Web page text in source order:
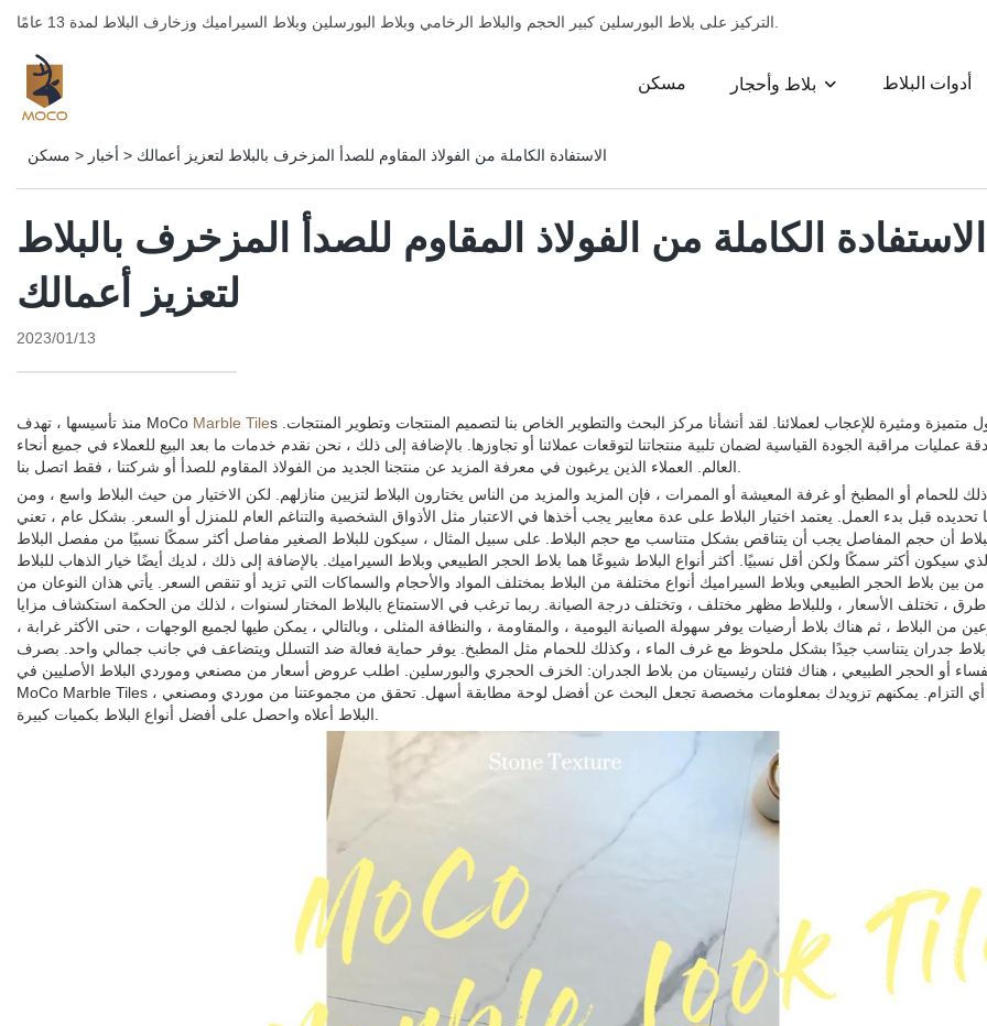
مسكن بلاط وأحجار أدوات البلاط
مسكن > أخبار > الاستفادة الكاملة من الفولاذ المقاوم للصدأ المزخرف بالبلاط لتعزيز أعمالك
الاستفادة الكاملة من الفولاذ المقاوم للصدأ المزخرف بالبلاط
لتعزيز أعمالك
2023/01/13
منذ تأسيسها ، تهدف MoCo Marble Tiles إلى تقديم حلول متميزة ومثيرة للإعجاب لعملائنا. لقد أنشأنا مركز البحث والتطوير الخاص بنا لتصميم المنتجات وتطوير المنتجات.
عمليات مراقبة الجودة القياسية لضمان تلبية منتجاتنا لتوقعات عملائنا أو تجاوزها. بالإضافة إلى ذلك ، نحن نقدم خدمات ما بعد البيع للعملاء في جميع أنحاء
للحمام أو المطبخ أو غرفة المعيشة أو الممرات ، فإن المزيد والمزيد من الناس يختارون البلاط لتزيين منازلهم. لكن الاختيار من حيث البلاط واسع ، ومن
تحديده قبل بدء العمل. يعتمد اختيار البلاط على عدة معايير يجب أخذها في الاعتبار مثل الأذواق الشخصية والتناغم العام للمنزل أو السعر. بشكل عام ، تعني
أن حجم المفاصل يجب أن يتناقص بشكل متناسب مع حجم البلاط. على سبيل المثال ، سيكون للبلاط الصغير مفاصل أكثر سمكًا نسبيًا من مفصل البلاط
سيكون أكثر سمكًا ولكن أقل نسبيًا. أكثر أنواع البلاط شيوعًا هما بلاط الحجر الطبيعي وبلاط السيراميك. بالإضافة إلى ذلك ، لديك أيضًا خيار الذهاب للبلاط
بين بلاط الحجر الطبيعي وبلاط السيراميك أنواع مختلفة من البلاط بمختلف المواد والأحجام والسماكات التي تزيد أو تنقص السعر. يأتي هذان النوعان من
طرق ، تختلف الأسعار ، وللبلاط مظهر مختلف ، وتختلف درجة الصيانة. ربما ترغب في الاستمتاع بالبلاط المختار لسنوات ، لذلك من الحكمة استكشاف مزايا
من البلاط ، ثم هناك بلاط أرضيات يوفر سهولة الصيانة اليومية ، والمقاومة ، والنظافة المثلى ، وبالتالي ، يمكن طيها لجميع الوجهات ، حتى الأكثر غرابة ،
بلاط جدران يتناسب جيدًا بشكل ملحوظ مع غرف الماء ، وكذلك للحمام مثل المطبخ. يوفر حماية فعالة ضد التسلل ويتضاعف في جانب جمالي واحد. بصرف
أو الحجر الطبيعي ، هناك فئتان رئيسيتان من بلاط الجدران: الخزف الحجري والبورسلين. اطلب عروض أسعار من مصنعي وموردي البلاط الأصليين في
MoCo Marble Tiles ، مجانًا وبدون أي التزام. يمكنهم تزويدك بمعلومات مخصصة تجعل البحث عن أفضل لوحة مطابقة أسهل. تحقق من مجموعتنا من موردي ومصنعي